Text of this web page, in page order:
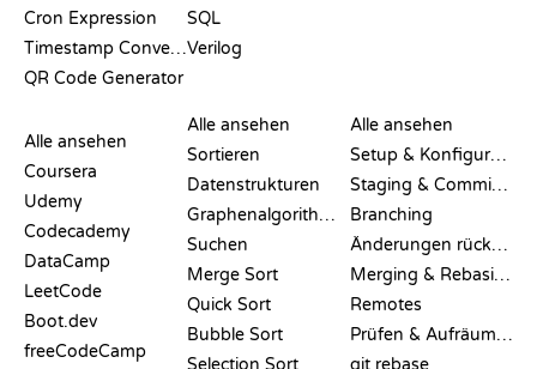
Cron Expression
Timestamp Converter
QR Code Generator
SQL
Verilog
Alle ansehen
Coursera
Udemy
Codecademy
DataCamp
LeetCode
Boot.dev
freeCodeCamp
Alle ansehen
Sortieren
Datenstrukturen
Graphenalgorithmen
Suchen
Merge Sort
Quick Sort
Bubble Sort
Selection Sort
Alle ansehen
Setup & Konfiguration
Staging & Committing
Branching
Änderungen rückgängig machen
Merging & Rebasing
Remotes
Prüfen & Aufräumen
git rebase